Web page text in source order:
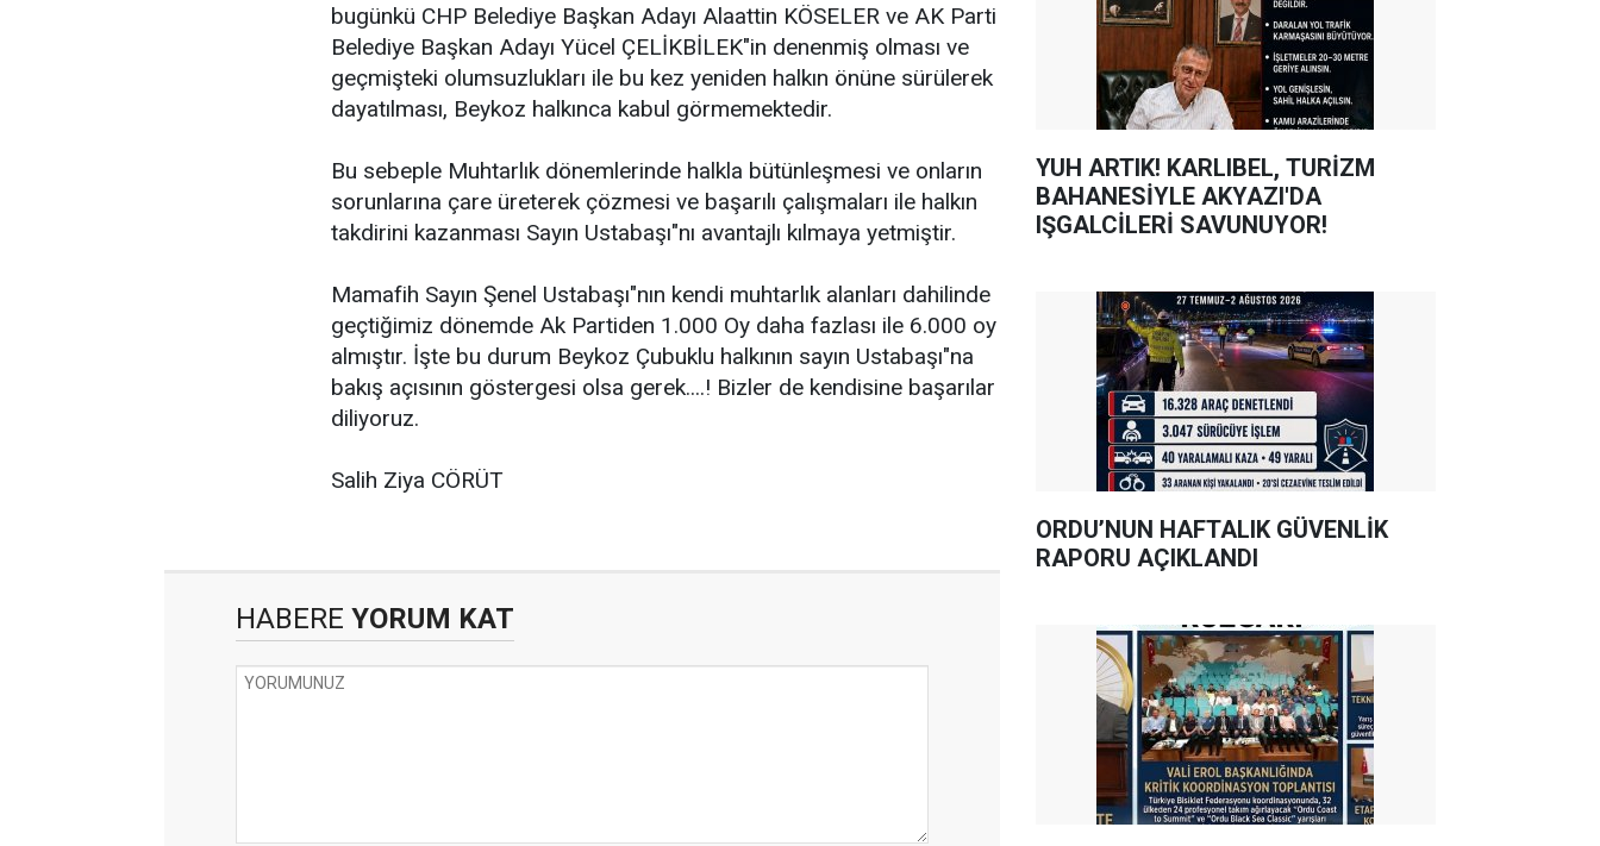
bugünkü CHP Belediye Başkan Adayı Alaattin KÖSELER ve AK Parti
Belediye Başkan Adayı Yücel ÇELİKBİLEK"in denenmiş olması ve
geçmişteki olumsuzlukları ile bu kez yeniden halkın önüne sürülerek
dayatılması, Beykoz halkınca kabul görmemektedir.
Bu sebeple Muhtarlık dönemlerinde halkla bütünleşmesi ve onların
sorunlarına çare üreterek çözmesi ve başarılı çalışmaları ile halkın
takdirini kazanması Sayın Ustabaşı"nı avantajlı kılmaya yetmiştir.
Mamafih Sayın Şenel Ustabaşı"nın kendi muhtarlık alanları dahilinde
geçtiğimiz dönemde Ak Partiden 1.000 Oy daha fazlası ile 6.000 oy
almıştır. İşte bu durum Beykoz Çubuklu halkının sayın Ustabaşı"na
bakış açısının göstergesi olsa gerek....! Bizler de kendisine başarılar
diliyoruz.
Salih Ziya CÖRÜT
HABERE YORUM KAT
YUH ARTIK! KARLIBEL, TURİZM
BAHANESİYLE AKYAZI'DA
IŞGALCİLERİ SAVUNUYOR!
ORDU’NUN HAFTALIK GÜVENLİK
RAPORU AÇIKLANDI